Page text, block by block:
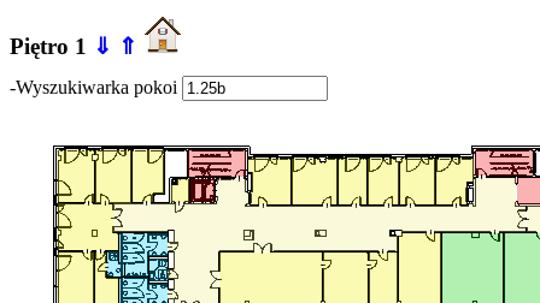
Piętro 1 ⇓ ⇑
-Wyszukiwarka pokoi